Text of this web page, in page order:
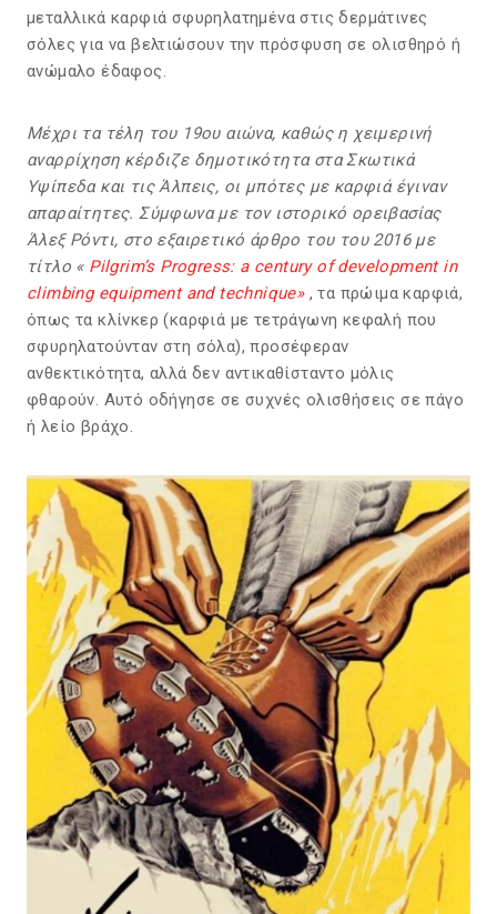
μεταλλικά καρφιά σφυρηλατημένα στις δερμάτινες
σόλες για να βελτιώσουν την πρόσφυση σε ολισθηρό ή
ανώμαλο έδαφος.
Μέχρι τα τέλη του 19ου αιώνα, καθώς η χειμερινή
αναρρίχηση κέρδιζε δημοτικότητα στα Σκωτικά
Υψίπεδα και τις Άλπεις, οι μπότες με καρφιά έγιναν
απαραίτητες. Σύμφωνα με τον ιστορικό ορειβασίας
Άλεξ Ρόντι, στο εξαιρετικό άρθρο του του 2016 με
τίτλο « Pilgrim’s Progress: a century of development in
climbing equipment and technique», τα πρώιμα καρφιά,
όπως τα κλίνκερ (καρφιά με τετράγωνη κεφαλή που
σφυρηλατούνταν στη σόλα), προσέφεραν
ανθεκτικότητα, αλλά δεν αντικαθίσταντο μόλις
φθαρούν. Αυτό οδήγησε σε συχνές ολισθήσεις σε πάγο
ή λείο βράχο.